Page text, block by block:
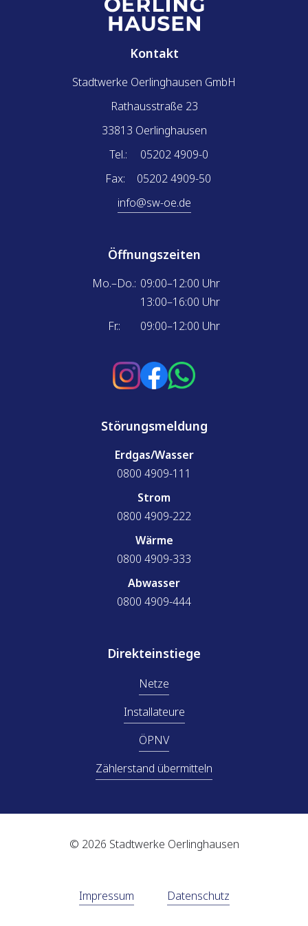
Cookies, wenn Sie unsere Webseite weiterhin nutzen.
Kontakt
Stadtwerke Oerlinghausen GmbH
Rathausstraße 23
33813 Oerlinghausen
Tel.:
05202 4909-0
Fax:
05202 4909-50
info@sw-oe.de
Öffnungszeiten
Mo.–Do.: 09:00–12:00 Uhr
13:00–16:00 Uhr
Fr.:
09:00–12:00 Uhr
Störungsmeldung
Erdgas/Wasser
0800 4909-111
Strom
0800 4909-222
Wärme
0800 4909-333
Abwasser
0800 4909-444
Direkteinstiege
Netze
Installateure
ÖPNV
Zählerstand übermitteln
© 2026 Stadtwerke Oerlinghausen
Impressum Datenschutz